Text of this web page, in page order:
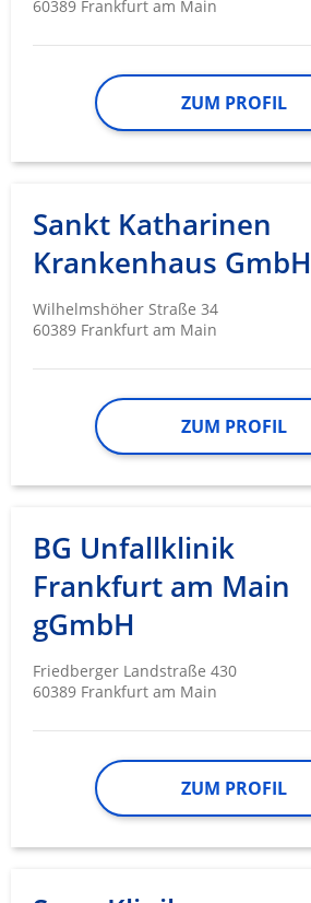
60389 Frankfurt am Main
ZUM PROFIL
Sankt Katharinen
Krankenhaus GmbH
Wilhelmshöher Straße 34
60389 Frankfurt am Main
ZUM PROFIL
BG Unfallklinik
Frankfurt am Main
gGmbH
Friedberger Landstraße 430
60389 Frankfurt am Main
ZUM PROFIL
Werbung